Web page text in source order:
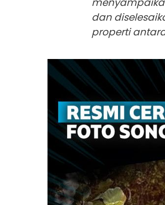
dan
properti